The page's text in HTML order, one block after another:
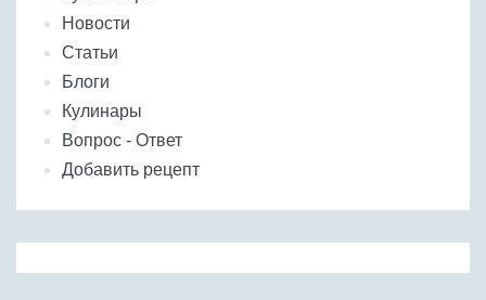
Новости
Статьи
Блоги
Кулинары
Вопрос - Ответ
Добавить рецепт